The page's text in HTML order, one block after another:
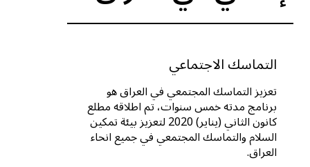
التماسك الاجتماعي
تعزيز التماسك المجتمعي في العراق هو
برنامج مدته خمس سنوات، تم اطلاقه مطلع
كانون الثاني (يناير) 2020 لتعزيز بيئة تمكين
السلام والتماسك المجتمعي في جميع انحاء
العراق.